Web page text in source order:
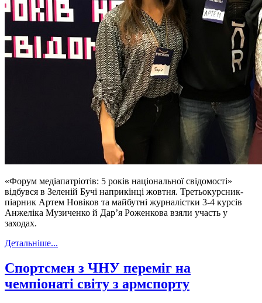
«Форум медіапатріотів: 5 років національної свідомості»
відбувся в Зеленій Бучі наприкінці жовтня. Третьокурсник-
піарник Артем Новіков та майбутні журналістки 3-4 курсів
Анжеліка Музиченко й Дар’я Роженкова взяли участь у
заходах.
Детальніше...
Спортсмен з ЧНУ переміг на
чемпіонаті світу з армспорту